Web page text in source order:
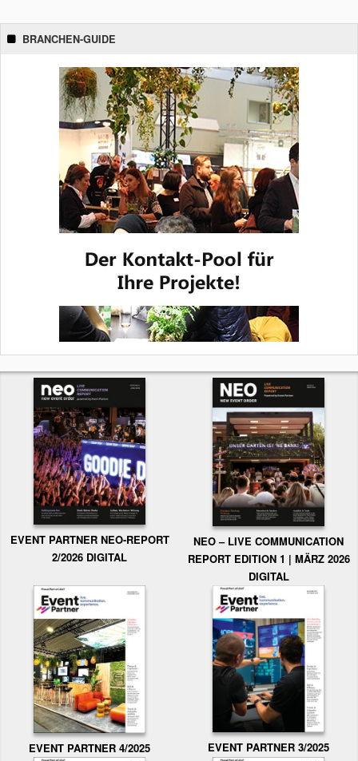
BRANCHEN-GUIDE
EVENT PARTNER NEO-REPORT
2/2026 DIGITAL
NEO – LIVE COMMUNICATION
REPORT EDITION 1 | MÄRZ 2026
DIGITAL
EVENT PARTNER 4/2025 EVENT PARTNER 3/2025